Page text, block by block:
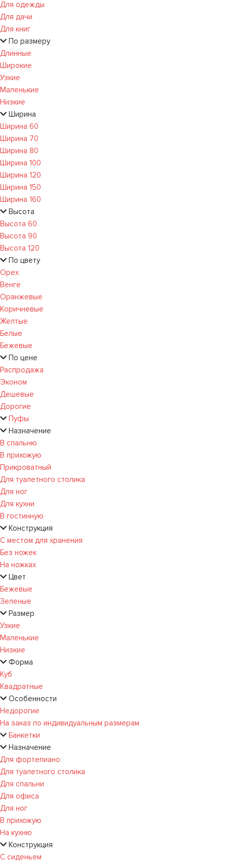
Для одежды
Для дачи
Для книг
По размеру
Длинные
Широкие
Узкие
Маленькие
Низкие
Ширина
Ширина 60
Ширина 70
Ширина 80
Ширина 100
Ширина 120
Ширина 150
Ширина 160
Высота
Высота 60
Высота 90
Высота 120
По цвету
Орех
Венге
Оранжевые
Коричневые
Желтые
Белые
Бежевые
По цене
Распродажа
Эконом
Дешевые
Дорогие
Пуфы
Назначение
В спальню
В прихожую
Прикроватный
Для туалетного столика
Для ног
Для кухни
В гостинную
Конструкция
С местом для хранения
Без ножек
На ножках
Цвет
Бежевые
Зеленые
Размер
Узкие
Маленькие
Низкие
Форма
Куб
Квадратные
Особенности
Недорогие
На заказ по индивидуальным размерам
Банкетки
Назначение
Для фортепиано
Для туалетного столика
Для спальни
Для офиса
Для ног
В прихожую
На кухню
Конструкция
С сиденьем